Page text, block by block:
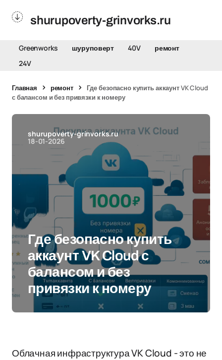
shurupoverty-grinvorks.ru
Greenworks шуруповерт 40V
ремонт
24V
Главная ремонт
Где безопасно купить аккаунт VK Cloud
с балансом и без привязки к номеру
shurupoverty-grinvorks.ru
18-01-2026
Где безопасно купить
аккаунт VK Cloud с
балансом и без
привязки к номеру
Облачная инфраструктура VK Cloud - это не